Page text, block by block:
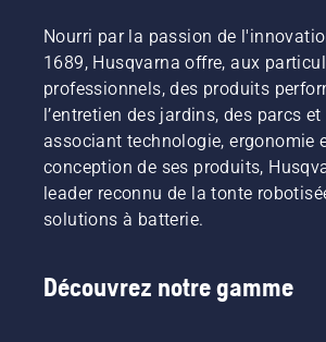
Nourri par la passion de
1689, Husqvarna offre, aux
professionnels, des produits
l’entretien des jardins, des parcs
associant technologie, ergonomie
conception de ses produits,
leader reconnu de la tonte
solutions à batterie.
Découvrez notre gamme